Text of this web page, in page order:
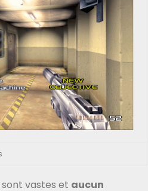
sont vastes et aucun